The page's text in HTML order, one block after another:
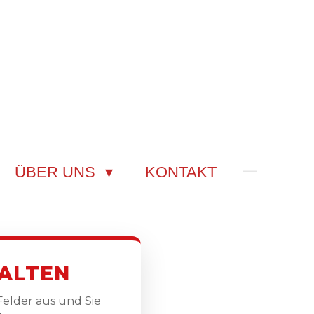
ÜBER UNS KONTAKT
aus und Sie